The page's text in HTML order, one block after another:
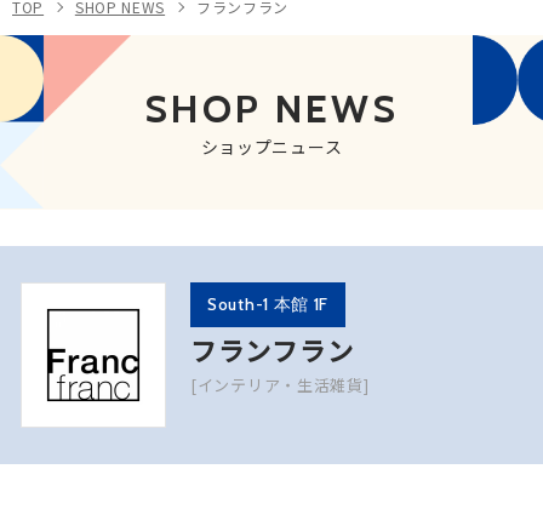
TOP SHOP NEWS フランフラン
SHOP NEWS
ショップニュース
South-1 本館 1F
フランフラン
[インテリア・生活雑貨]